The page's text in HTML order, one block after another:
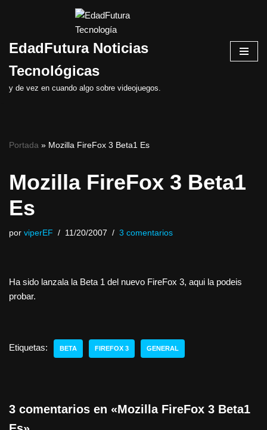
al
EdadFutura Noticias
Tecnológicas
y de vez en cuando algo sobre videojuegos.
Portada » Mozilla FireFox 3 Beta1 Es
Mozilla FireFox 3 Beta1
Es
por viperEF 11/20/2007 3 comentarios
Ha sido lanzala la Beta 1 del nuevo FireFox 3, aqui la podeis
probar.
Etiquetas: BETA FIREFOX 3 GENERAL
3 comentarios en «Mozilla FireFox 3 Beta1